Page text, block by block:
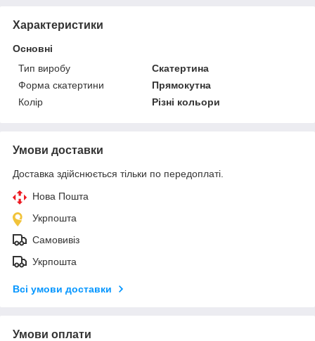
Характеристики
Основні
Тип виробу
Скатертина
Форма скатертини
Прямокутна
Колір
Різні кольори
Умови доставки
Доставка здійснюється тільки по передоплаті.
Нова Пошта
Укрпошта
Самовивіз
Укрпошта
Всі умови доставки
Умови оплати